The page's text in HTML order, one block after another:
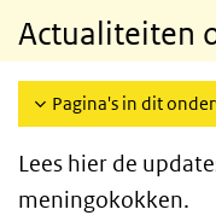
Actualiteiten
Pagina's in dit
Lees hier de
meningokokken.